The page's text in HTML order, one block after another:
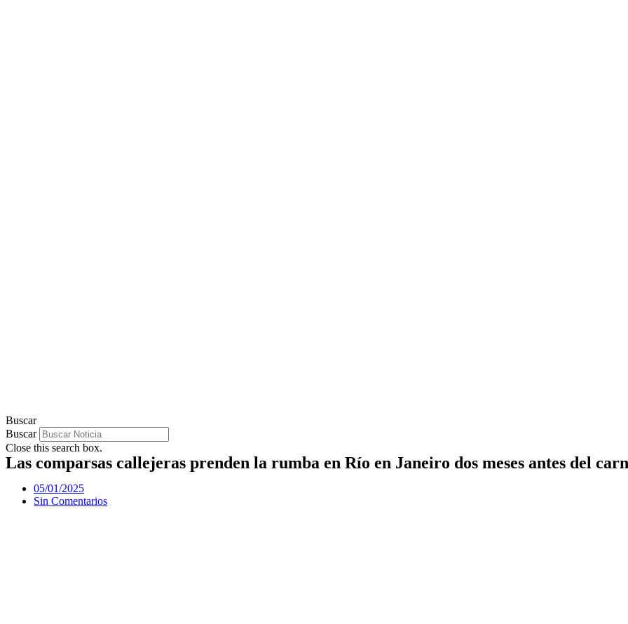
Buscar
Buscar
Close this search box.
Las comparsas callejeras prenden la rumba en Río en Janeiro dos meses antes del
05/01/2025
Sin Comentarios